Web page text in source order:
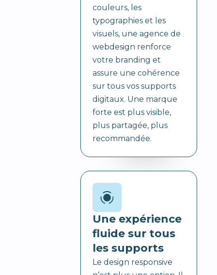
couleurs, les
typographies et les
visuels, une agence de
webdesign renforce
votre branding et
assure une cohérence
sur tous vos supports
digitaux. Une marque
forte est plus visible,
plus partagée, plus
recommandée.
Une expérience
fluide sur tous
les supports
Le design responsive